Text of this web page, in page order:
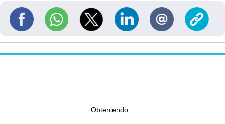
Obteniendo...